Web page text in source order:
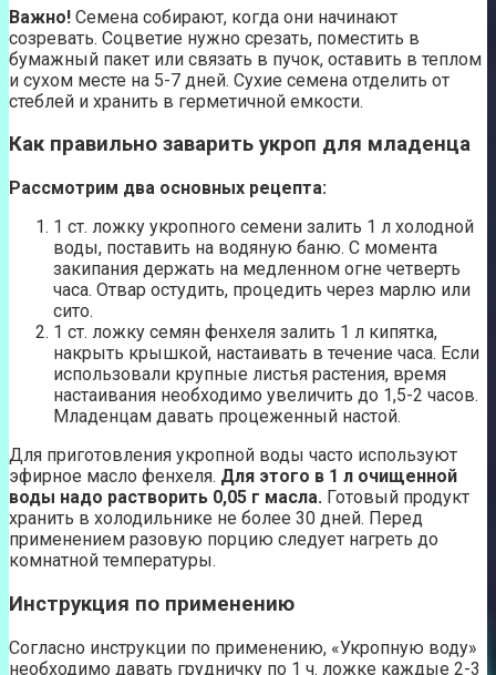
Важно! Семена собирают, когда они начинают
созревать. Соцветие нужно срезать, поместить в
бумажный пакет или связать в пучок, оставить в теплом
и сухом месте на 5-7 дней. Сухие семена отделить от
стеблей и хранить в герметичной емкости.
Как правильно заварить укроп для младенца
Рассмотрим два основных рецепта:
1 ст. ложку укропного семени залить 1 л холодной
воды, поставить на водяную баню. С момента
закипания держать на медленном огне четверть
часа. Отвар остудить, процедить через марлю или
сито.
1 ст. ложку семян фенхеля залить 1 л кипятка,
накрыть крышкой, настаивать в течение часа. Если
использовали крупные листья растения, время
настаивания необходимо увеличить до 1,5-2 часов.
Младенцам давать процеженный настой.
Для приготовления укропной воды часто используют
эфирное масло фенхеля. Для этого в 1 л очищенной
воды надо растворить 0,05 г масла. Готовый продукт
хранить в холодильнике не более 30 дней. Перед
применением разовую порцию следует нагреть до
комнатной температуры.
Инструкция по применению
Согласно инструкции по применению, «Укропную воду»
необходимо давать грудничку по 1 ч. ложке каждые 2-3